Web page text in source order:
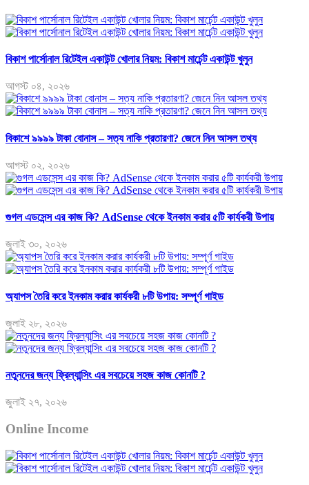
বিকাশ পার্সোনাল রিটেইল একাউন্ট খোলার নিয়ম: বিকাশ মার্চেন্ট একাউন্ট খুলুন
আগস্ট ০৪, ২০২৬
বিকাশে ৯৯৯৯ টাকা বোনাস – সত্য নাকি প্রতারণা? জেনে নিন আসল তথ্য
আগস্ট ০২, ২০২৬
গুগল এডসেন্স এর কাজ কি? AdSense থেকে ইনকাম করার ৫টি কার্যকরী উপায়
জুলাই ৩০, ২০২৬
অ্যাপস তৈরি করে ইনকাম করার কার্যকরী ৮টি উপায়: সম্পূর্ণ গাইড
জুলাই ২৮, ২০২৬
নতুনদের জন্য ফ্রিল্যান্সিং এর সবচেয়ে সহজ কাজ কোনটি ?
জুলাই ২৭, ২০২৬
Online Income